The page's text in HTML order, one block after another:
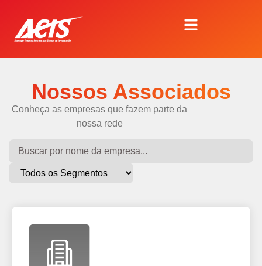
Nossos Associados
Conheça as empresas que fazem parte da
nossa rede